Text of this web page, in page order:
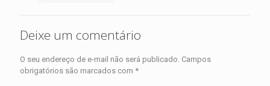
Deixe um comentário
O seu endereço de e-mail não será publicado. Campos
obrigatórios são marcados com *